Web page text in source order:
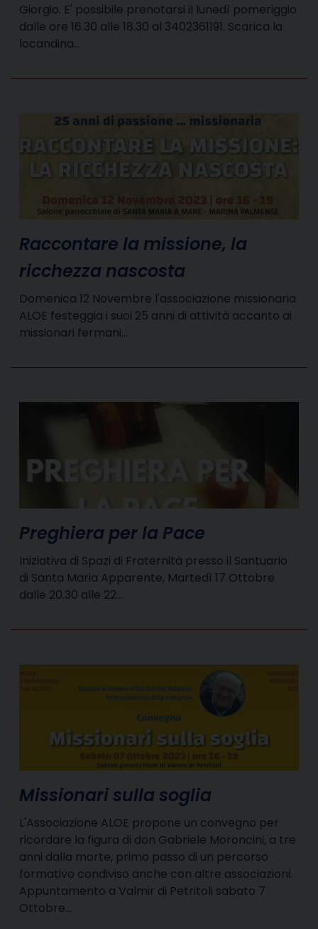
Giorgio. E' possibile prenotarsi il lunedì pomeriggio
dalle ore 16.30 alle 18.30 al 3402361191. Scarica la
locandina…
Raccontare la missione, la
ricchezza nascosta
Domenica 12 Novembre l'associazione missionaria
ALOE festeggia i suoi 25 anni di attività accanto ai
missionari fermani…
Preghiera per la Pace
Iniziativa di Spazi di Fraternità presso il Santuario
di Santa Maria Apparente, Martedì 17 Ottobre
dalle 20.30 alle 22…
Missionari sulla soglia
L'Associazione ALOE propone un convegno per
ricordare la figura di don Gabriele Moroncini, a tre
anni dalla morte, primo passo di un percorso
formativo condiviso anche con altre associazioni.
Appuntamento a Valmir di Petritoli sabato 7
Ottobre…